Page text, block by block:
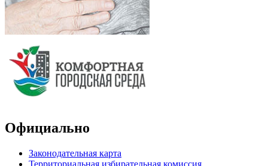
Официально
Законодательная карта